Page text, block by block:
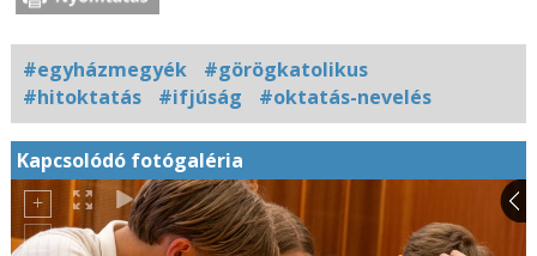
#egyházmegyék
#görögkatolikus
#hitoktatás
#ifjúság #oktatás-nevelés
Kapcsolódó fotógaléria